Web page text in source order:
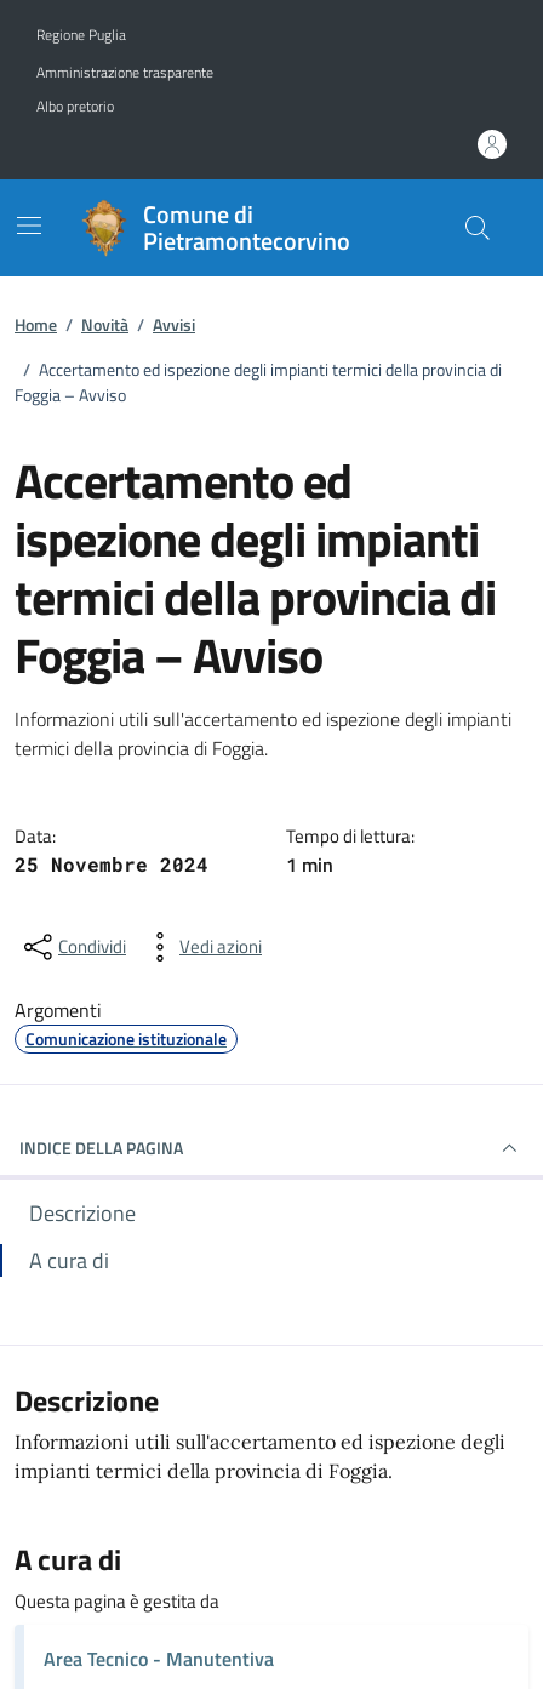
Regione Puglia
Amministrazione trasparente
Albo pretorio
Comune di
Pietramontecorvino
Home / Novità / Avvisi
/ Accertamento ed ispezione degli impianti termici della provincia di
Foggia – Avviso
Accertamento ed
ispezione degli impianti
termici della provincia di
Foggia – Avviso
Dettagli della notizia
Informazioni utili sull'accertamento ed ispezione degli impianti
termici della provincia di Foggia.
Data:
25 Novembre 2024
Tempo di lettura:
1 min
Condividi Vedi azioni
Argomenti
Comunicazione istituzionale
INDICE DELLA PAGINA
Descrizione
A cura di
Descrizione
Informazioni utili sull'accertamento ed ispezione degli
impianti termici della provincia di Foggia.
A cura di
Questa pagina è gestita da
Area Tecnico - Manutentiva